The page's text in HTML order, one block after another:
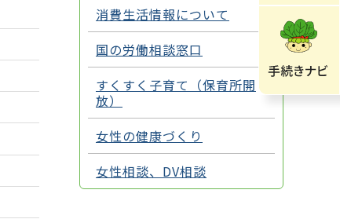
消費生活情報について
国の労働相談窓口
すくすく子育て（保育所開
放）
女性の健康づくり
女性相談、DV相談